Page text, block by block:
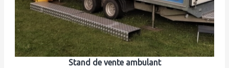
Stand de vente ambulant